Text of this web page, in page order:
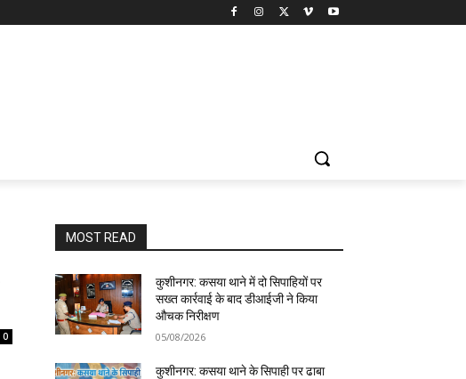
0
MOST READ
कुशीनगर: कसया थाने में दो सिपाहियों पर
सख्त कार्रवाई के बाद डीआईजी ने किया
औचक निरीक्षण
05/08/2026
कुशीनगर: कसया थाने के सिपाही पर ढाबा